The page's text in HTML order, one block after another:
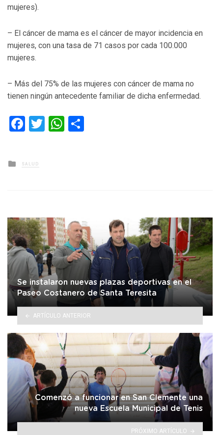
mujeres).
– El cáncer de mama es el cáncer de mayor incidencia en
mujeres, con una tasa de 71 casos por cada 100.000
mujeres.
– Más del 75% de las mujeres con cáncer de mama no
tienen ningún antecedente familiar de dicha enfermedad.
Facebook
TwitterWhatsApp
Posted
in
SALUD
Se instalaron nuevas plazas deportivas en el
Paseo Costanero de Santa Teresita
ARTÍCULO ANTERIOR
Comenzó a funcionar en San Clemente una
nueva Escuela Municipal de Tenis
PRÓXIMO ARTÍCULO